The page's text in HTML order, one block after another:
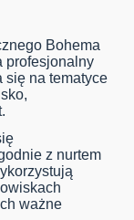
Bohema
profesjonalny
się na tematyce
z nurtem
ważne